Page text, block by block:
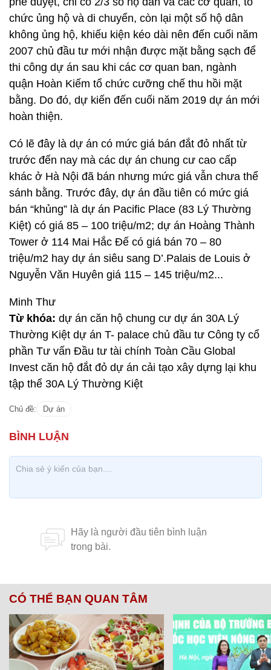
chức ủng hộ và di chuyển, còn lại một số hộ dân
không ủng hộ, khiếu kiện kéo dài nên đến cuối năm
2007 chủ đầu tư mới nhận được mặt bằng sạch để
thi công dự án sau khi các cơ quan ban, ngành
quận Hoàn Kiếm tổ chức cưỡng chế thu hồi mặt
bằng. Do đó, dự kiến đến cuối năm 2019 dự án mới
hoàn thiện.
Có lẽ đây là dự án có mức giá bán đắt đỏ nhất từ
trước đến nay mà các dự án chung cư cao cấp
khác ở Hà Nội đã bán nhưng mức giá vẫn chưa thể
sánh bằng. Trước đây, dự án đầu tiên có mức giá
bán “khủng” là dự án Pacific Place (83 Lý Thường
Kiệt) có giá 85 – 100 triệu/m2; dự án Hoàng Thành
Tower ở 114 Mai Hắc Đế có giá bán 70 – 80
triệu/m2 hay dự án siêu sang D’.Palais de Louis ở
Nguyễn Văn Huyên giá 115 – 145 triệu/m2...
Minh Thư
Từ khóa: dự án căn hộ chung cư dự án 30A Lý
Thường Kiệt dự án T- palace chủ đầu tư Công ty cổ
phần Tư vấn Đầu tư tài chính Toàn Cầu Global
Invest căn hộ đắt đỏ dự án cải tạo xây dựng lại khu
tập thể 30A Lý Thường Kiệt
Chủ đề: Dự án
CÓ THỂ BẠN QUAN TÂM